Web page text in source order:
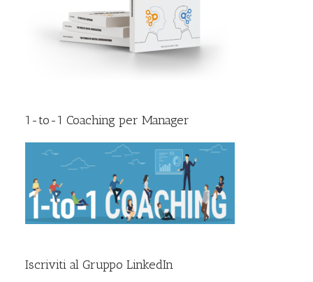
1-to-1 Coaching per Manager
Iscriviti al Gruppo LinkedIn